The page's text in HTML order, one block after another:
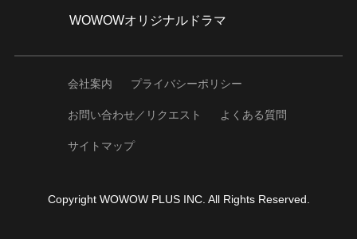
WOWOWオリジナルドラマ
会社案内 プライバシーポリシー
お問い合わせ／リクエスト よくある質問
サイトマップ
Copyright WOWOW PLUS INC. All Rights Reserved.